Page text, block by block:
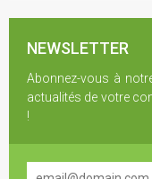
NEWSLETTER
Abonnez-vous à
actualités de votre
!